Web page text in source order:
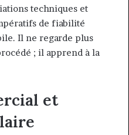
techniques et
de fiabilité
Il ne regarde plus
; il apprend à la
et